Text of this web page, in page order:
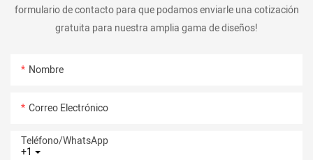
formulario de contacto para que podamos enviarle una cotización
gratuita para nuestra amplia gama de diseños!
Nombre
Correo Electrónico
+1
Teléfono/WhatsApp